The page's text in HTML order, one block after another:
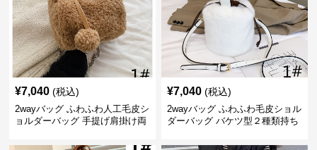
¥7,040 (税込)
2wayバッグ ふわふわ人工毛皮シ
ョルダーバッグ 手提げ肩掛け両
¥7,040 (税込)
2wayバッグ ふわふわ毛皮ショル
ダーバッグ バケツ型２種類持ち